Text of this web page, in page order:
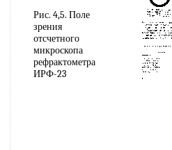
Рис. 4,5. Поле
зрения
отсчетного
микроскопа
рефрактометра
ИРФ-23